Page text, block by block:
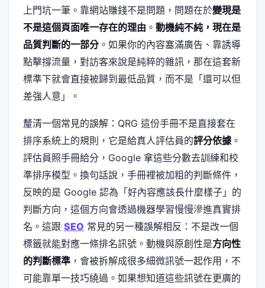
上門坑一筆。靠網站賺錢不是問題，問題在於變現是
不是這個頁面唯一存在的理由 。 動機純不純，現在是
品質判斷的一部分。如果你的內容塞滿廣告、靠誘導
點擊撐流量，對訪客來說是純粹的雜訊，那在這套新
標準下就會直接被歸到最低品質，而不是「還可以但
差強人意」。
釐清一個常見的誤解：QRG 這份手冊不是直接套在
排序系統上的規則，它是給真人評估員的評分依據 。
評估員照手冊給分，Google 拿這些分數去訓練和校
準排序模型。換句話說，手冊裡被加粗的判斷條件，
反映的是 Google 認為「好內容應該長什麼樣子」的
判斷方向，這個方向會透過機器學習慢慢滲進真實排
名。這跟 SEO 常見的另一種誤解相反：不是改一個
標籤就能對應一條排名訊號。動機與原創性是方向性
的判斷標準 ，會被拆解成很多細微訊號一起作用，不
可能靠單一技巧繞過。如果想知道這些訊號在更廣的